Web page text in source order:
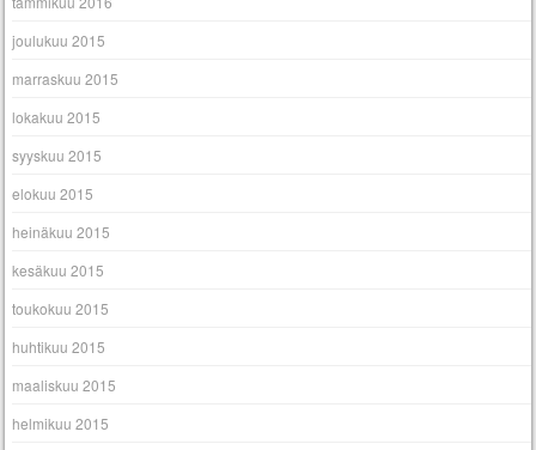
joulukuu 2015
marraskuu 2015
lokakuu 2015
syyskuu 2015
elokuu 2015
heinäkuu 2015
kesäkuu 2015
toukokuu 2015
huhtikuu 2015
maaliskuu 2015
helmikuu 2015